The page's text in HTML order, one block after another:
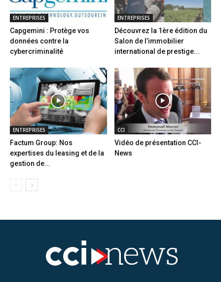
ENTREPRISES
Capgemini : Protège vos
données contre la
cybercriminalité
ENTREPRISES
Découvrez la 1ère édition du
Salon de l’immobilier
international de prestige...
ENTREPRISES
Factum Group: Nos
expertises du leasing et de la
gestion de...
CCI
Vidéo de présentation CCI-
News